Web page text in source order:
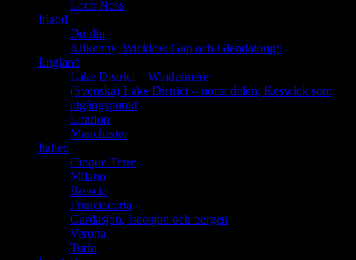
Loch Ness
Irland
Dublin
Kilkenny, Wicklow Gap och Glendalough
England
Lake District – Windermere
(Svenska) Lake District – norra delen, Keswick som
utgångspunkt
London
Manchester
Italien
Cinque Terre
Milano
Brescia
Franciacorta
Gardasjön, Iseosjön och bergen
Verona
Turin